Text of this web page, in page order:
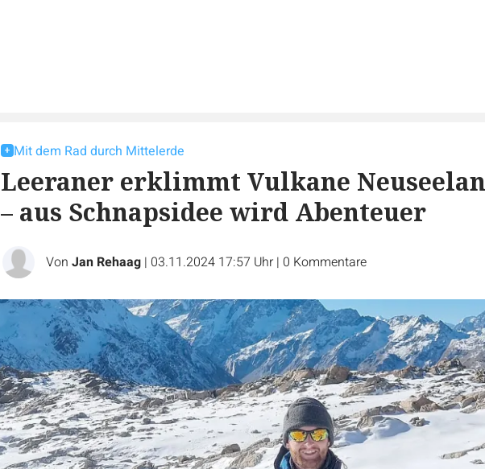
Mit dem Rad durch Mittelerde
Leeraner erklimmt Vulkane
– aus Schnapsidee wird Abenteuer
Von Jan Rehaag | 03.11.2024 17:57 Uhr | 0 Kommentare